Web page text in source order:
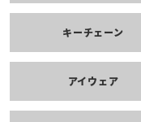
キーチェーン
アイウェア